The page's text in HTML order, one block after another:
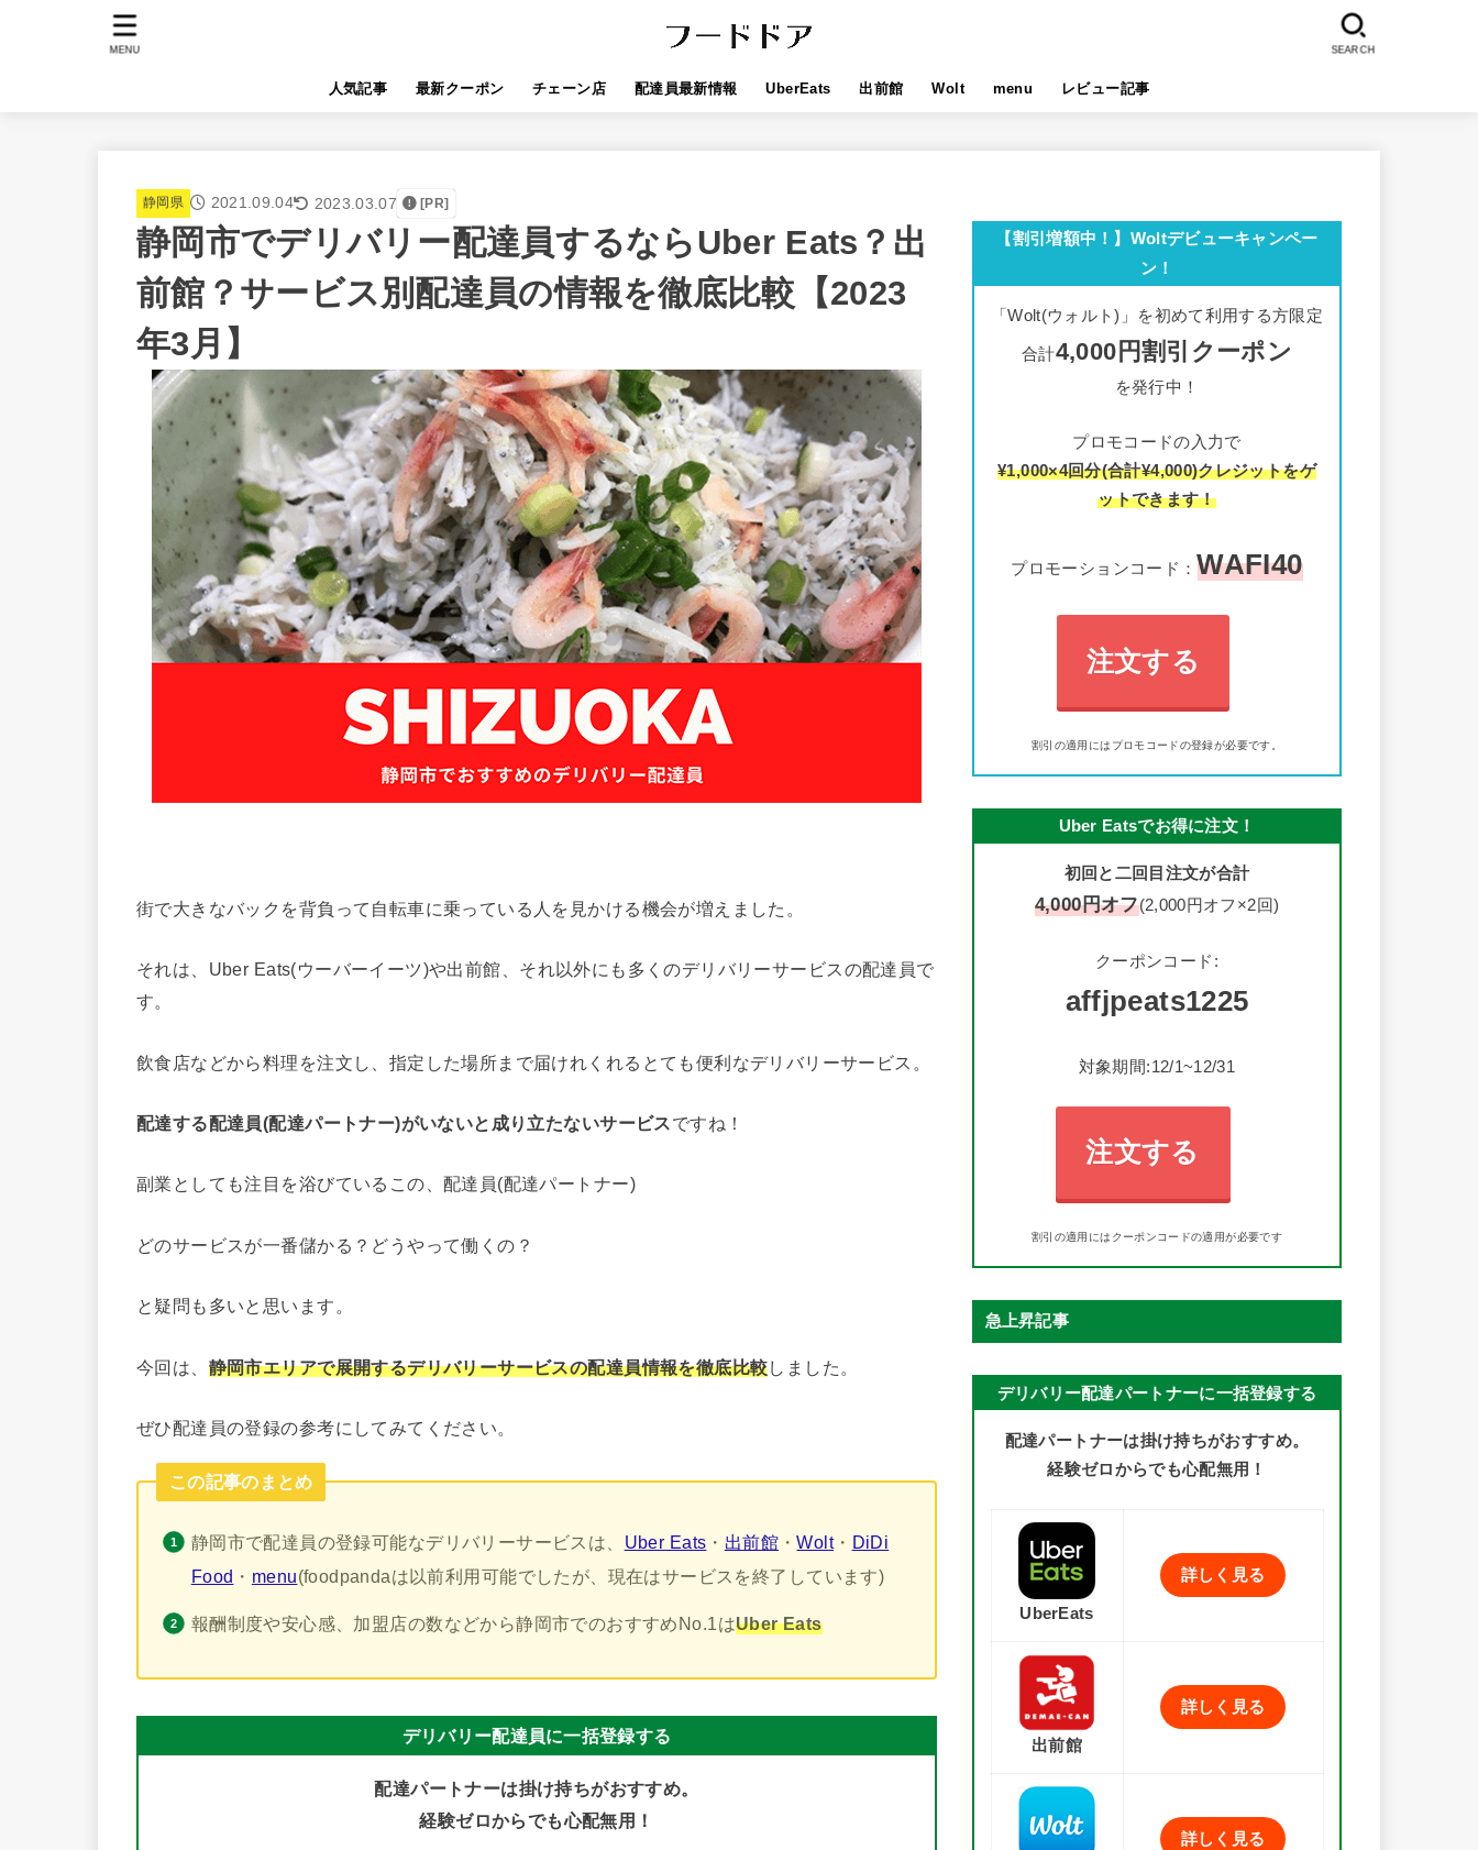
人気記事 最新クーポン チェーン店 配達員最新情報 UberEats 出前館 Wolt menu レビュー記事
SEARCH
MENU
静岡県 2021.09.04 2023.03.07 [PR]
静岡市でデリバリー配達員するならUber Eats？出
前館？サービス別配達員の情報を徹底比較【2023
年3月】
街で大きなバックを背負って自転車に乗っている人を見かける機会が増えました。
それは、Uber Eats(ウーバーイーツ)や出前館、それ以外にも多くのデリバリーサービスの配達員で
す。
飲食店などから料理を注文し、指定した場所まで届けれくれるとても便利なデリバリーサービス。
配達する配達員(配達パートナー)がいないと成り立たないサービスですね！
副業としても注目を浴びているこの、配達員(配達パートナー)
どのサービスが一番儲かる？どうやって働くの？
と疑問も多いと思います。
今回は、 静岡市エリアで展開するデリバリーサービスの配達員情報を徹底比較しました。
ぜひ配達員の登録の参考にしてみてください。
この記事のまとめ
静岡市で配達員の登録可能なデリバリーサービスは、 Uber Eats ・ 出前館 ・Wolt・ DiDi
Food ・ menu(foodpandaは以前利用可能でしたが、現在はサービスを終了しています)
報酬制度や安心感、加盟店の数などから静岡市でのおすすめNo.1はUber Eats
デリバリー配達員に一括登録する
配達パートナーは掛け持ちがおすすめ。
経験ゼロからでも心配無用！
【割引増額中！】Woltデビューキャンペー
ン！
「Wolt(ウォルト)」を初めて利用する方限定
合計4,000円割引クーポン
を発行中！
プロモコードの入力で
¥1,000×4回分(合計¥4,000)クレジットをゲ
ットできます！
プロモーションコード： WAFI40
注文する
割引の適用にはプロモコードの登録が必要です。
Uber Eatsでお得に注文！
初回と二回目注文が合計
4,000円オフ(2,000円オフ×2回)
クーポンコード:
affjpeats1225
対象期間:12/1~12/31
注文する
割引の適用にはクーポンコードの適用が必要です
急上昇記事
デリバリー配達パートナーに一括登録する
配達パートナーは掛け持ちがおすすめ。
経験ゼロからでも心配無用！
UberEats
詳しく見る
出前館
詳しく見る
詳しく見る